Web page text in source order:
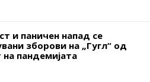
и паничен напад се
зборови на „Гугл“ од
пандемијата